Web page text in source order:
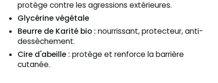
protège contre les agressions extérieures.
Glycérine végétale
Beurre de Karité bio : nourrissant, protecteur, anti-
dessèchement.
Cire d'abeille : protège et renforce la barrière
cutanée.